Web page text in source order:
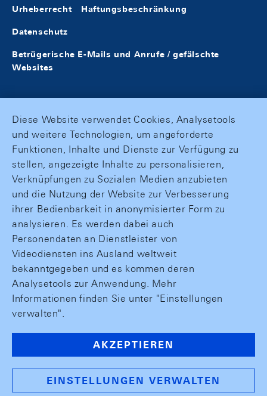
Urheberrecht Haftungsbeschränkung
Datenschutz
Betrügerische E-Mails und Anrufe / gefälschte
Websites
Diese Website verwendet Cookies, Analysetools
und weitere Technologien, um angeforderte
Funktionen, Inhalte und Dienste zur Verfügung zu
stellen, angezeigte Inhalte zu personalisieren,
Verknüpfungen zu Sozialen Medien anzubieten
und die Nutzung der Website zur Verbesserung
ihrer Bedienbarkeit in anonymisierter Form zu
analysieren. Es werden dabei auch
Personendaten an Dienstleister von
Videodiensten ins Ausland weltweit
bekanntgegeben und es kommen deren
Analysetools zur Anwendung. Mehr
Informationen finden Sie unter "Einstellungen
verwalten".
AKZEPTIEREN
EINSTELLUNGEN VERWALTEN